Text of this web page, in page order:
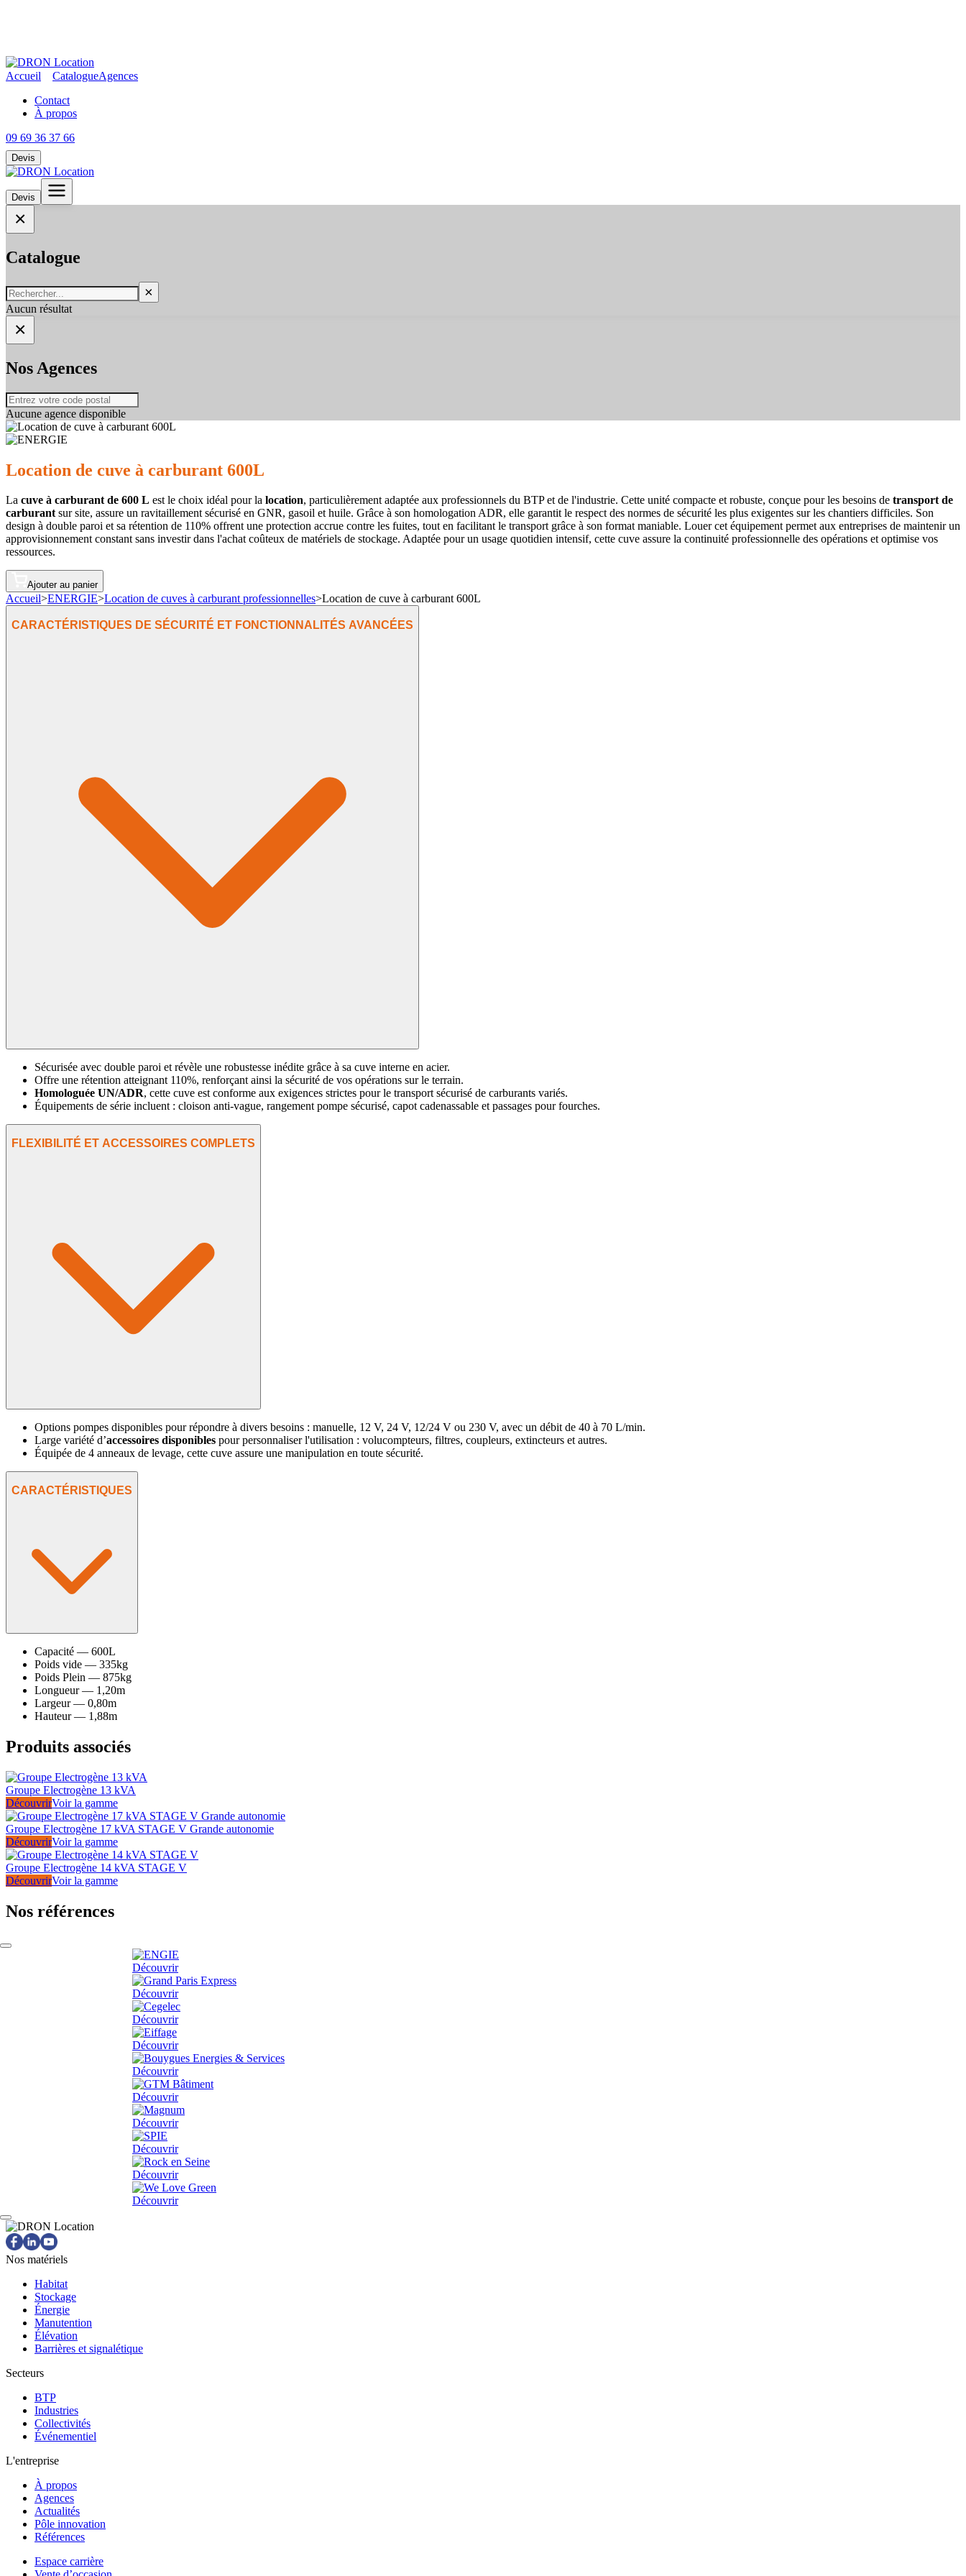
Accueil CatalogueAgences
Contact
À propos
09 69 36 37 66
Devis
Devis
×
Catalogue
×
Aucun résultat
×
Nos Agences
Aucune agence disponible
Location de cuve à carburant 600L
La cuve à carburant de 600 L est le choix idéal pour la location, particulièrement adaptée aux professionnels du BTP et de l'industrie. Cette unité compacte et robuste, conçue pour les besoins de transport de
carburantsur site, assure un ravitaillement sécurisé en GNR, gasoil et huile. Grâce à son homologation ADR, elle garantit le respect des normes de sécurité les plus exigentes sur les chantiers difficiles. Son
design à double paroi et sa rétention de 110% offrent une protection accrue contre les fuites, tout en facilitant le transport grâce à son format maniable. Louer cet équipement permet aux entreprises de maintenir un
approvisionnement constant sans investir dans l'achat coûteux de matériels de stockage. Adaptée pour un usage quotidien intensif, cette cuve assure la continuité professionnelle des opérations et optimise vos
ressources.
Ajouter au panier
Accueil>ENERGIE>Location de cuves à carburant professionnelles>Location de cuve à carburant 600L
CARACTÉRISTIQUES DE SÉCURITÉ ET FONCTIONNALITÉS AVANCÉES
Sécurisée avec double paroi et révèle une robustesse inédite grâce à sa cuve interne en acier.
Offre une rétention atteignant 110%, renforçant ainsi la sécurité de vos opérations sur le terrain.
Homologuée UN/ADR, cette cuve est conforme aux exigences strictes pour le transport sécurisé de carburants variés.
Équipements de série incluent : cloison anti-vague, rangement pompe sécurisé, capot cadenassable et passages pour fourches.
FLEXIBILITÉ ET ACCESSOIRES COMPLETS
Options pompes disponibles pour répondre à divers besoins : manuelle, 12 V, 24 V, 12/24 V ou 230 V, avec un débit de 40 à 70 L/min.
Large variété d’accessoires disponibles pour personnaliser l'utilisation : volucompteurs, filtres, coupleurs, extincteurs et autres.
Équipée de 4 anneaux de levage, cette cuve assure une manipulation en toute sécurité.
CARACTÉRISTIQUES
Capacité — 600L
Poids vide — 335kg
Poids Plein — 875kg
Longueur— 1,20m
Largeur— 0,80m
Hauteur— 1,88m
Produits associés
Groupe Electrogène 13 kVA
DécouvrirVoir la gamme
Groupe Electrogène 17 kVA STAGE V Grande autonomie
DécouvrirVoir la gamme
Groupe Electrogène 14 kVA STAGE V
DécouvrirVoir la gamme
Nos références
Découvrir
Découvrir
Découvrir
Découvrir
Découvrir
Découvrir
Découvrir
Découvrir
Découvrir
Découvrir
Nos matériels
Habitat
Stockage
Énergie
Manutention
Élévation
Barrières et signalétique
Secteurs
BTP
Industries
Collectivités
Événementiel
L'entreprise
À propos
Agences
Actualités
Pôle innovation
Références
Espace carrière